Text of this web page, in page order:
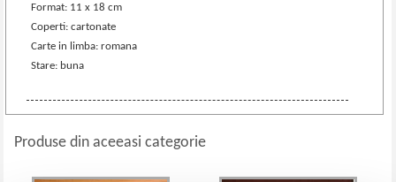
Format: 11 x 18 cm
Coperti: cartonate
Carte in limba: romana
Stare: buna
Produse din aceeasi categorie